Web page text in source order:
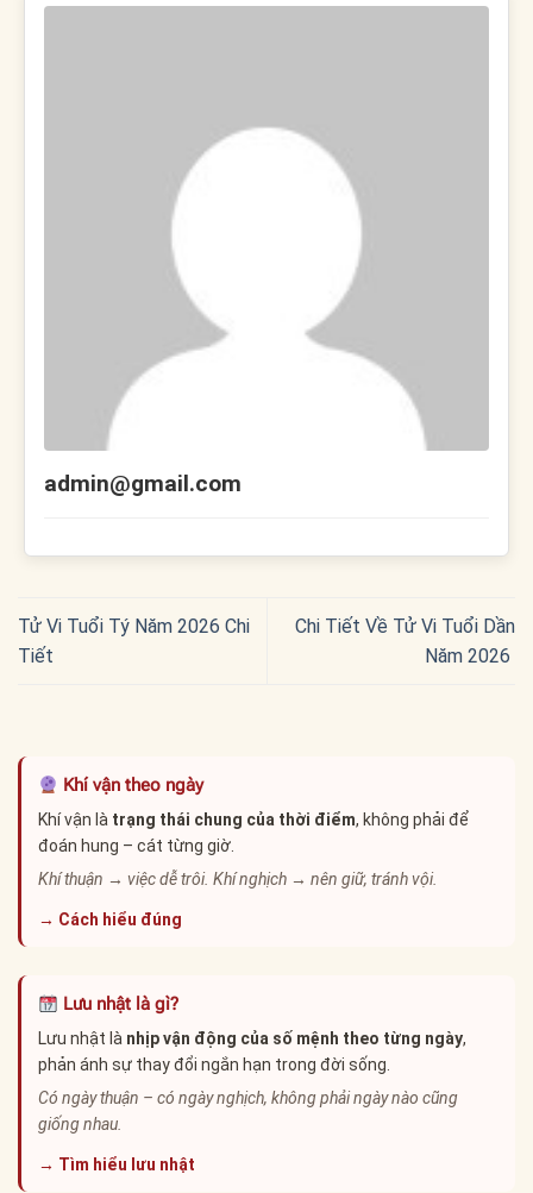
admin@gmail.com
Tử Vi Tuổi Tý Năm 2026 Chi
Tiết
Chi Tiết Về Tử Vi Tuổi Dần
Năm 2026
Khí vận theo ngày
Khí vận là trạng thái chung của thời điểm, không phải để
đoán hung – cát từng giờ.
Khí thuận → việc dễ trôi. Khí nghịch → nên giữ, tránh vội.
→ Cách hiểu đúng
Lưu nhật là gì?
Lưu nhật là nhịp vận động của số mệnh theo từng ngày,
phản ánh sự thay đổi ngắn hạn trong đời sống.
Có ngày thuận – có ngày nghịch, không phải ngày nào cũng
giống nhau.
→ Tìm hiểu lưu nhật